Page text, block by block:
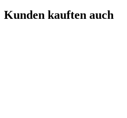
Kunden kauften auch